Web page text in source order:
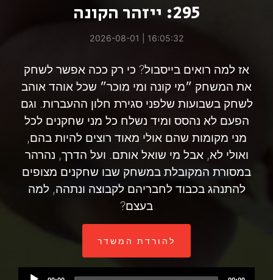
295: ייזהר הקונה
16:05:32 | 2026-08-01
אז למה רואים בייסבול? כי רק ככה אפשר לשחק
את המשחק ״מי קונה ומי מוכר״ שכל אוהד אוהב
לשחק בשבועות שלפני סגירת חלון ההעברות. וגם
הפעם לא נהסס ומיד נשלח כל מני שחקנים לכל
מני מקומות שהם אולי מאוד רוצים להיות בהם,
ואולי לא, אבל מי שואל אותם. ועל הדרך, נהרהר
במסורת המקובלת במשחק שבו שחקנים מצופים
להתנהג בכבוד לחבריהם לקבוצה ונתהה, למה
בעצם?
להורדת המשדר
Audio